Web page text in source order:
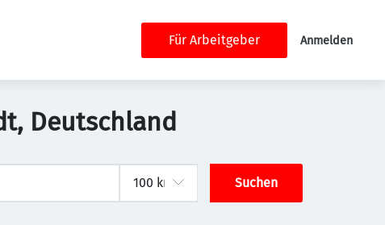
Für Arbeitgeber Anmelden
Deutschland
Suchen